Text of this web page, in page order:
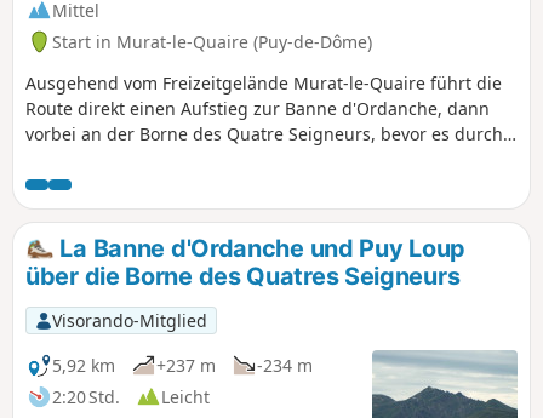
Mittel
Start in Murat-le-Quaire (Puy-de-Dôme)
Ausgehend vom Freizeitgelände Murat-le-Quaire führt die
Route direkt einen Aufstieg zur Banne d'Ordanche, dann
vorbei an der Borne des Quatre Seigneurs, bevor es durch
La Banne d'Ordanche und Puy Loup
über die Borne des Quatres Seigneurs
Visorando-Mitglied
5,92 km
+237 m
-234 m
2:20 Std.
Leicht